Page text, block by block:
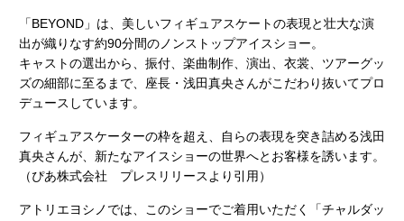
「BEYOND」は、美しいフィギュアスケートの表現と壮大な演
出が織りなす約90分間のノンストップアイスショー。
キャストの選出から、振付、楽曲制作、演出、衣裳、ツアーグッ
ズの細部に至るまで、座長・浅田真央さんがこだわり抜いてプロ
デュースしています。
フィギュアスケーターの枠を超え、自らの表現を突き詰める浅田
真央さんが、新たなアイスショーの世界へとお客様を誘います。
（ぴあ株式会社 プレスリリースより引用）
アトリエヨシノでは、このショーでご着用いただく「チャルダッ